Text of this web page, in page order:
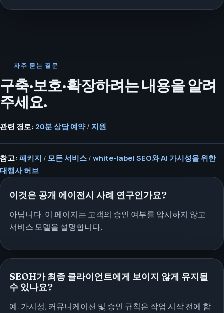
자주 묻는 질문
구축·보호·확장하려는 내용을 알려
주세요.
관련 경로: 20분 상담 예약/ 지원
참고: 패키지 / 모든 서비스 / white-label SEO와 AI 가시성을 위한
대행사 허브
이것은 공개 에이전시 사례 연구인가요?
아닙니다. 이 페이지는 고객의 승인 여부를 암시하지 않고
서비스 모델을 설명합니다.
SEOH가 최종 클라이언트에게 보이지 않게 유지될
수 있나요?
예. 가시성, 커뮤니케이션 및 승인 규칙은 작업 시작 전에 합